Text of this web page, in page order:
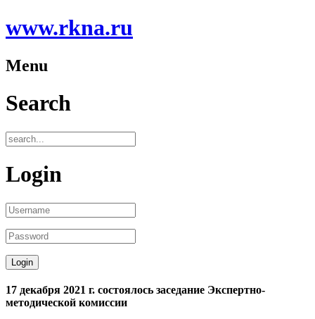
www.rkna.ru
Menu
Search
Login
17 декабря 2021 г. состоялось заседание Экспертно-
методической комиссии